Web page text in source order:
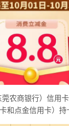
农商银行）信用
和点金信用卡）持